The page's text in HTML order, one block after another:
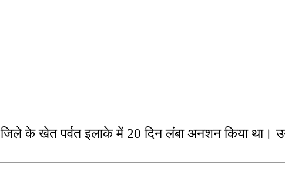
जिले के खेत पर्वत इलाके में 20 दिन लंबा अनशन किया था।